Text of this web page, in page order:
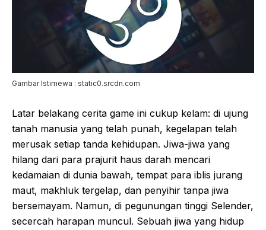
Gambar Istimewa : static0.srcdn.com
Latar belakang cerita game ini cukup kelam: di ujung
tanah manusia yang telah punah, kegelapan telah
merusak setiap tanda kehidupan. Jiwa-jiwa yang
hilang dari para prajurit haus darah mencari
kedamaian di dunia bawah, tempat para iblis jurang
maut, makhluk tergelap, dan penyihir tanpa jiwa
bersemayam. Namun, di pegunungan tinggi Selender,
secercah harapan muncul. Sebuah jiwa yang hidup